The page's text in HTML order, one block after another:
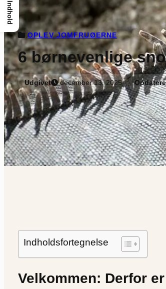
OPLEV JOMFRUØERNE
6 børnevenlige
Udgivet december 13, 2025
Indholdsfortegnelse
Velkommen: Derfor
Indhold